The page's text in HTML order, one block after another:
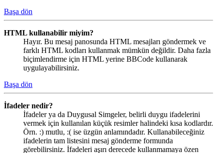
Başa dön
HTML kullanabilir miyim?
Hayır. Bu mesaj panosunda HTML mesajları göndermek ve
farklı HTML kodları kullanmak mümkün değildir. Daha fazla
biçimlendirme için HTML yerine BBCode kullanarak
uygulayabilirsiniz.
Başa dön
İfadeler nedir?
İfadeler ya da Duygusal Simgeler, belirli duygu ifadelerini
vermek için kullanılan küçük resimler halindeki kısa kodlardır.
Örn. :) mutlu, :( ise üzgün anlamındadır. Kullanabileceğiniz
ifadelerin tam listesini mesaj gönderme formunda
görebilirsiniz. İfadeleri aşırı derecede kullanmamaya özen